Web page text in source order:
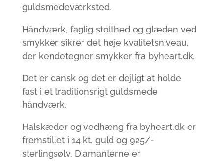
guldsmedeværksted.
Håndværk, faglig stolthed og glæden ved
smykker sikrer det høje kvalitetsniveau,
der kendetegner smykker fra byheart.dk.
Det er dansk og det er dejligt at holde
fast i et traditionsrigt guldsmede
håndværk.
Halskæder og vedhæng fra byheart.dk er
fremstillet i 14 kt. guld og 925/-
sterlingsølv. Diamanterne er